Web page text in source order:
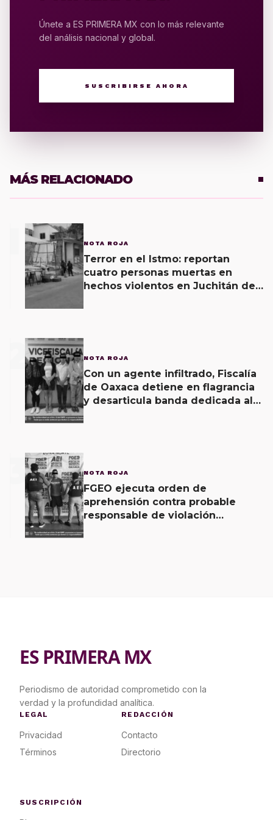
Únete a ES PRIMERA MX con lo más relevante
del análisis nacional y global.
SUSCRIBIRSE AHORA
MÁS RELACIONADO
NOTA ROJA
Terror en el Istmo: reportan
cuatro personas muertas en
hechos violentos en Juchitán de
2 NOTA ROJA
Con un agente infiltrado, Fiscalía
de Oaxaca detiene en flagrancia
y desarticula banda dedicada al
3 NOTA ROJA
FGEO ejecuta orden de
aprehensión contra probable
responsable de violación
ES PRIMERA MX
Periodismo de autoridad comprometido con la
verdad y la profundidad analítica.
LEGAL
Privacidad
Términos
REDACCIÓN
Contacto
Directorio
SUSCRIPCIÓN